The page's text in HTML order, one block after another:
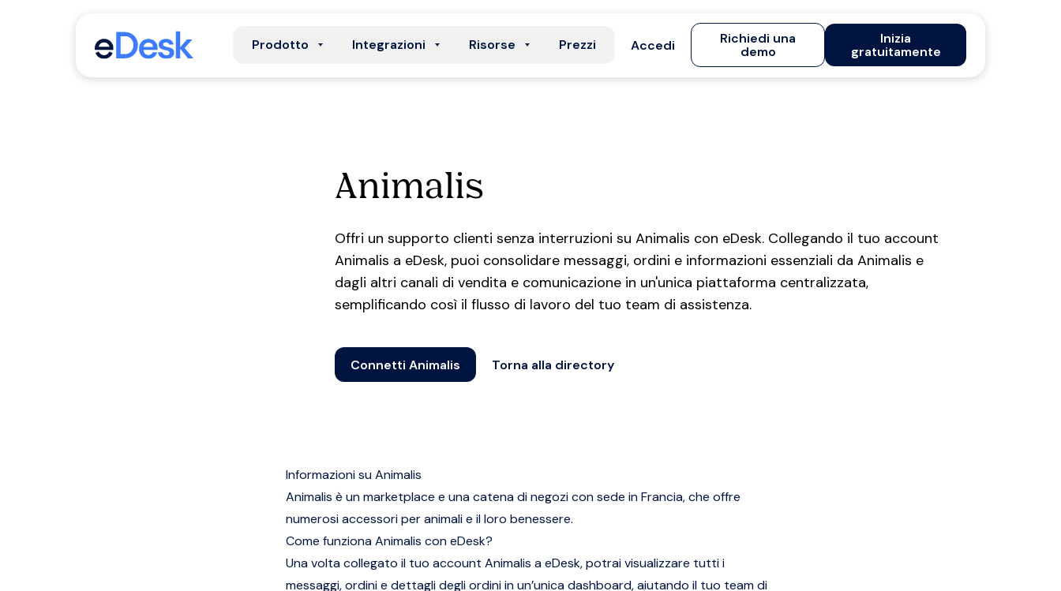
Prodotto Integrazioni Risorse Prezzi Accedi
Richiedi una
demo
Inizia
gratuitamente
Animalis
Offri un supporto clienti senza interruzioni su Animalis con eDesk. Collegando il tuo account
Animalis a eDesk, puoi consolidare messaggi, ordini e informazioni essenziali da Animalis e
dagli altri canali di vendita e comunicazione in un'unica piattaforma centralizzata,
semplificando così il flusso di lavoro del tuo team di assistenza.
Connetti Animalis Torna alla directory
Informazioni su Animalis
Animalis è un marketplace e una catena di negozi con sede in Francia, che offre
numerosi accessori per animali e il loro benessere.
Come funziona Animalis con eDesk?
Una volta collegato il tuo account Animalis a eDesk, potrai visualizzare tutti i
messaggi, ordini e dettagli degli ordini in un’unica dashboard, aiutando il tuo team di